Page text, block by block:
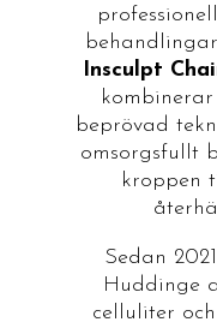
Insculpt
beprövad
omsorgsfullt
kroppen
Sedan
Huddinge
celluliter